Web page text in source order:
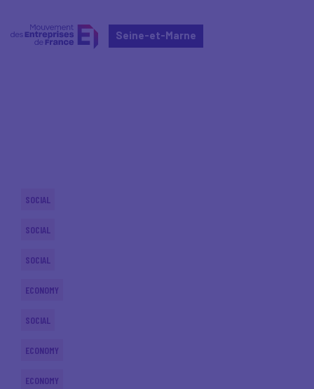
Seine-et-Marne
SOCIAL
SOCIAL
SOCIAL
ECONOMY
SOCIAL
ECONOMY
ECONOMY